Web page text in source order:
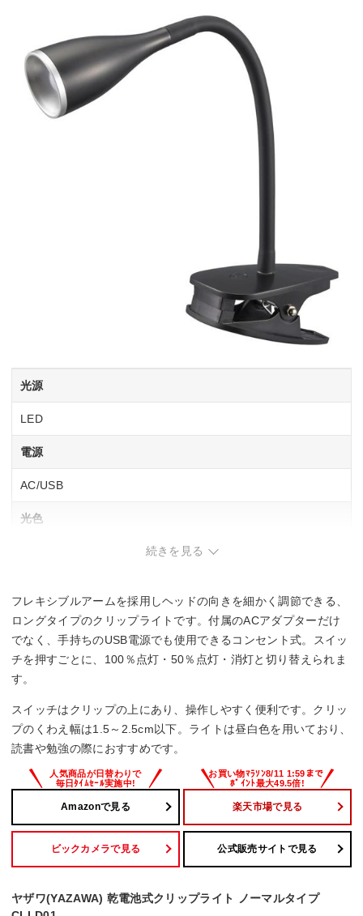
光源
LED
電源
AC/USB
光色
300 lm
調光機能
2段階
消費電力
4.7 W
続きを見る
フレキシブルアームを採用しヘッドの向きを細かく調節できる、
ロングタイプのクリップライトです。付属のACアダプターだけ
でなく、手持ちのUSB電源でも使用できるコンセント式。スイッ
チを押すごとに、100％点灯・50％点灯・消灯と切り替えられま
す。
スイッチはクリップの上にあり、操作しやすく便利です。クリッ
プのくわえ幅は1.5～2.5cm以下。ライトは昼白色を用いており、
読書や勉強の際におすすめです。
Amazonで見る 楽天市場で見る
ビックカメラで見る 公式販売サイトで見る
ヤザワ(YAZAWA) 乾電池式クリップライト ノーマルタイプ